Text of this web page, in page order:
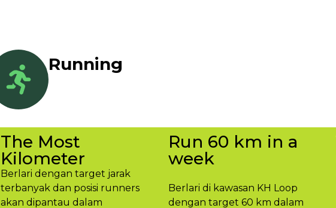
Running
The Most
Kilometer
Berlari dengan target jarak
terbanyak dan posisi runners
akan dipantau dalam
Run 60 km in a
week
Berlari di kawasan KH Loop
dengan target 60 km dalam